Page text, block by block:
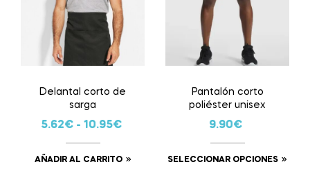
Delantal corto de
sarga
5.62€- 10.95€
AÑADIR AL CARRITO
Pantalón corto
poliéster unisex
9.90€
SELECCIONAR OPCIONES